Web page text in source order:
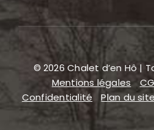
© 2026 Chalet d’en Hô |
Mentions légales
Confidentialité
Plan du site